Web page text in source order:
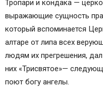
Тропари и кондака —
выражающие сущность
который вспоминается
алтаре от липа всех
людям их прегрешения,
них «Трисвятое»—
поют богу ангелы.